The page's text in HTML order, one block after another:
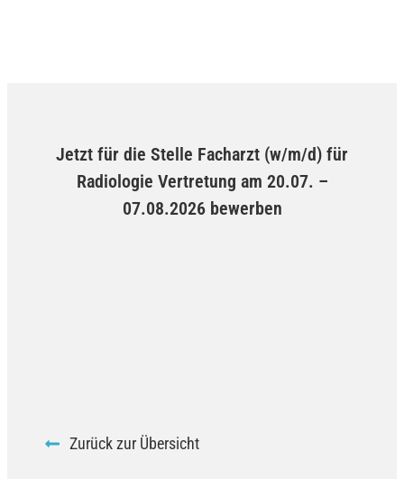
Jetzt für die Stelle Facharzt (w/m/d) für
Radiologie Vertretung am 20.07. –
07.08.2026 bewerben
Zurück zur Übersicht